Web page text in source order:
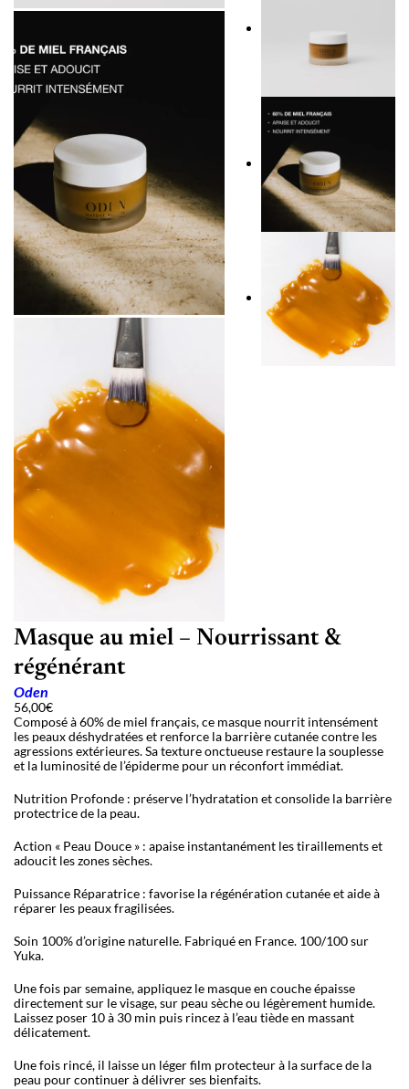
Masque au miel – Nourrissant &
régénérant
Oden
56,00€
Composé à 60% de miel français, ce masque nourrit intensément
les peaux déshydratées et renforce la barrière cutanée contre les
agressions extérieures. Sa texture onctueuse restaure la souplesse
et la luminosité de l’épiderme pour un réconfort immédiat.
Nutrition Profonde : préserve l’hydratation et consolide la barrière
protectrice de la peau.
Action « Peau Douce » : apaise instantanément les tiraillements et
adoucit les zones sèches.
Puissance Réparatrice : favorise la régénération cutanée et aide à
réparer les peaux fragilisées.
Soin 100% d’origine naturelle. Fabriqué en France. 100/100 sur
Yuka.
Une fois par semaine, appliquez le masque en couche épaisse
directement sur le visage, sur peau sèche ou légèrement humide.
Laissez poser 10 à 30 min puis rincez à l’eau tiède en massant
délicatement.
Une fois rincé, il laisse un léger film protecteur à la surface de la
peau pour continuer à délivrer ses bienfaits.